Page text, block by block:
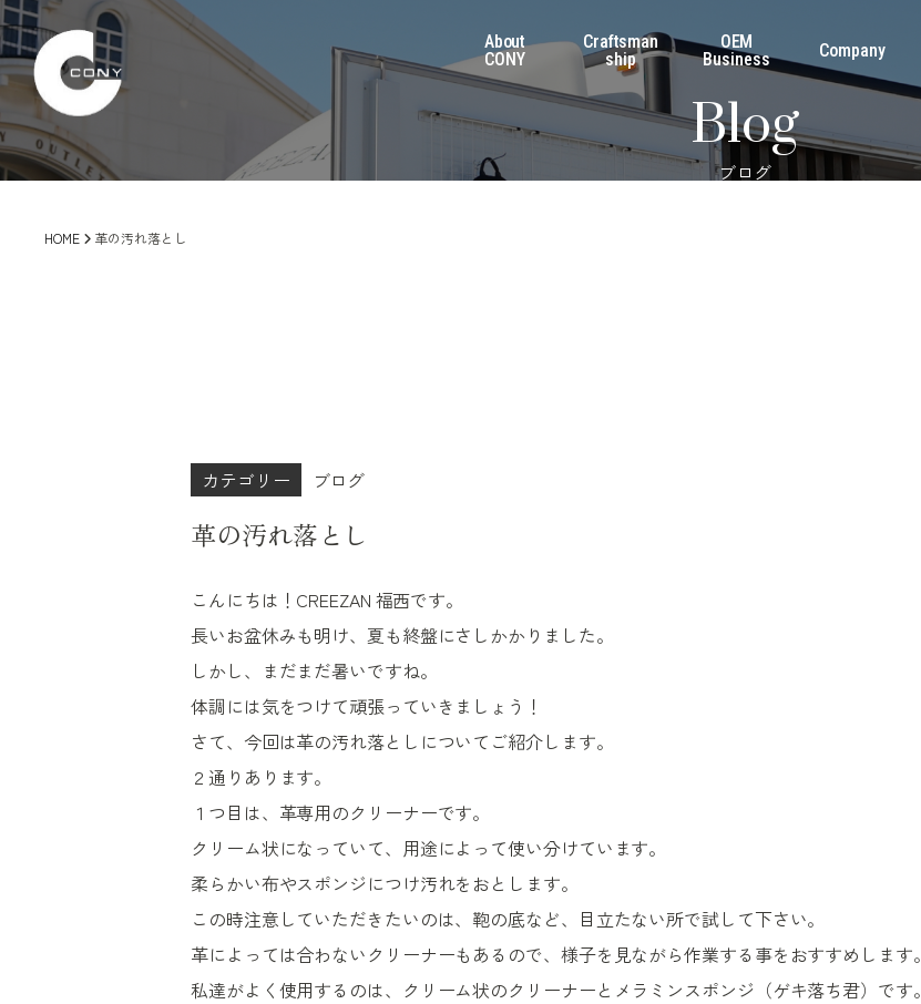
About
CONY
Craftsman
ship
OEM
Business
Company
Blog
ブログ
HOME 革の汚れ落とし
カテゴリー ブログ
革の汚れ落とし
こんにちは！CREEZAN 福西です。
長いお盆休みも明け、夏も終盤にさしかかりました。
しかし、まだまだ暑いですね。
体調には気をつけて頑張っていきましょう！
さて、今回は革の汚れ落としについてご紹介します。
２通りあります。
１つ目は、革専用のクリーナーです。
クリーム状になっていて、用途によって使い分けています。
柔らかい布やスポンジにつけ汚れをおとします。
この時注意していただきたいのは、鞄の底など、目立たない所で試して下さい。
革によっては合わないクリーナーもあるので、様子を見ながら作業する事をおすすめします。
私達がよく使用するのは、クリーム状のクリーナーとメラミンスポンジ（ゲキ落ち君）です。